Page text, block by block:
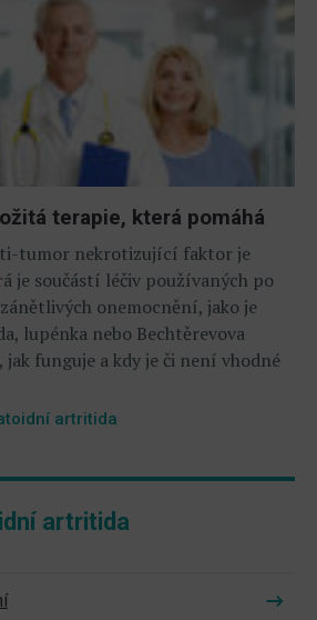
terapie, která pomáhá
tumor nekrotizující faktor je
je součástí léčiv používaných po
onemocnění, jako je
lupénka nebo Bechtěrevova
jak funguje a kdy je či není vhodné
artritida
artritida